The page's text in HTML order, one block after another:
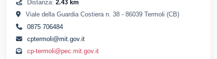
Distanza: 2.43 km
Viale della Guardia Costiera n. 38 - 86039 Termoli (CB)
0875 706484
cptermoli@mit.gov.it
cp-termoli@pec.mit.gov.it